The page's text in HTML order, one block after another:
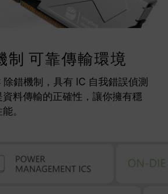
機制 可靠傳輸環境
錯機制，具有 IC 自我錯誤偵測
料傳輸的正確性，讓你擁有穩
。